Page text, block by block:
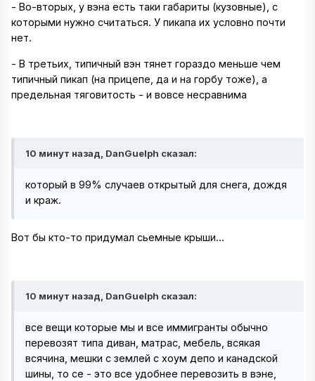
- Во-вторых, у вэна есть таки габариты (кузовные), с
которыми нужно считаться. У пикапа их условно почти
нет.
- В третьих, типичный вэн тянет гораздо меньше чем
типичный пикап (на прицепе, да и на горбу тоже), а
предельная тяговитость - и вовсе несравнима
10 минут назад, DanGuelph сказал:
который в 99% случаев открытый для снега, дождя
и краж.
Вот бы кто-то придумал сьемные крыши...
10 минут назад, DanGuelph сказал:
все вещи которые мы и все иммигранты обычно
перевозят типа диван, матрас, мебель, всякая
всячина, мешки с землей с хоум депо и канадской
шины, то се - это все удобнее перевозить в вэне,